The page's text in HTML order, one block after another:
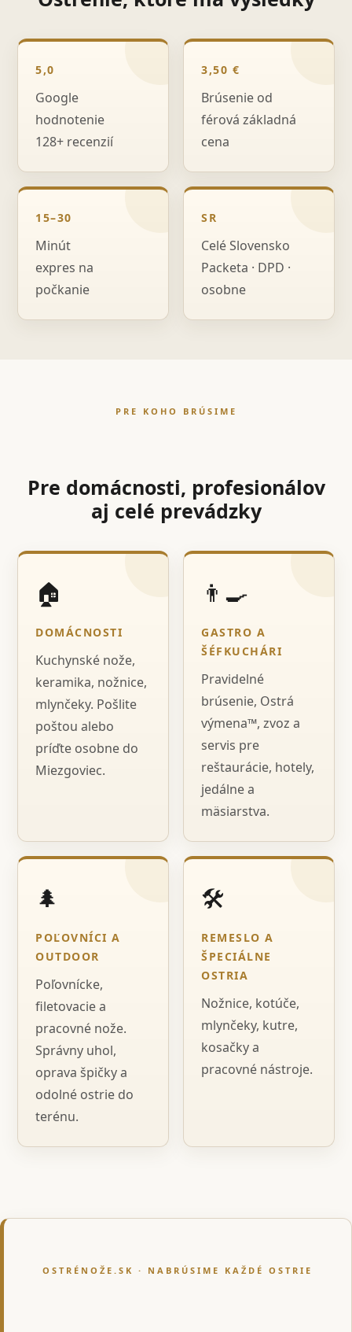
5,0
Google
hodnotenie
128+ recenzií
3,50 €
Brúsenie od
férová základná
cena
15–30
Minút
expres na
počkanie
SR
Celé Slovensko
Packeta · DPD ·
osobne
PRE KOHO BRÚSIME
Pre domácnosti, profesionálov
aj celé prevádzky
🏠
DOMÁCNOSTI
Kuchynské nože,
keramika, nožnice,
mlynčeky. Pošlite
poštou alebo
príďte osobne do
Miezgoviec.
👨‍🍳
GASTRO A
ŠÉFKUCHÁRI
Pravidelné
brúsenie, Ostrá
výmena™, zvoz a
servis pre
reštaurácie, hotely,
jedálne a
mäsiarstva.
🌲
POĽOVNÍCI A
OUTDOOR
Poľovnícke,
filetovacie a
pracovné nože.
Správny uhol,
oprava špičky a
odolné ostrie do
terénu.
🛠️
REMESLO A
ŠPECIÁLNE
OSTRIA
Nožnice, kotúče,
mlynčeky, kutre,
kosačky a
pracovné nástroje.
OSTRÉNOŽE.SK · NABRÚSIME KAŽDÉ OSTRIE